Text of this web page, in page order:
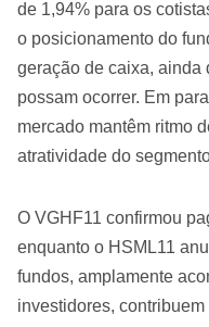
de 1,94% para os
o posicionamento do
geração de caixa, ainda
possam ocorrer. Em
mercado mantêm ritmo
atratividade do
O VGHF11 confirmou
enquanto o HSML11
fundos, amplamente
investidores,